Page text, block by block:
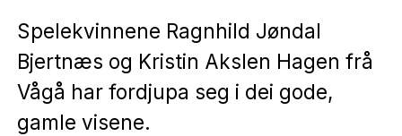
Spelekvinnene Ragnhild Jøndal
Bjertnæs og Kristin Akslen Hagen frå
Vågå har fordjupa seg i dei gode,
gamle visene.